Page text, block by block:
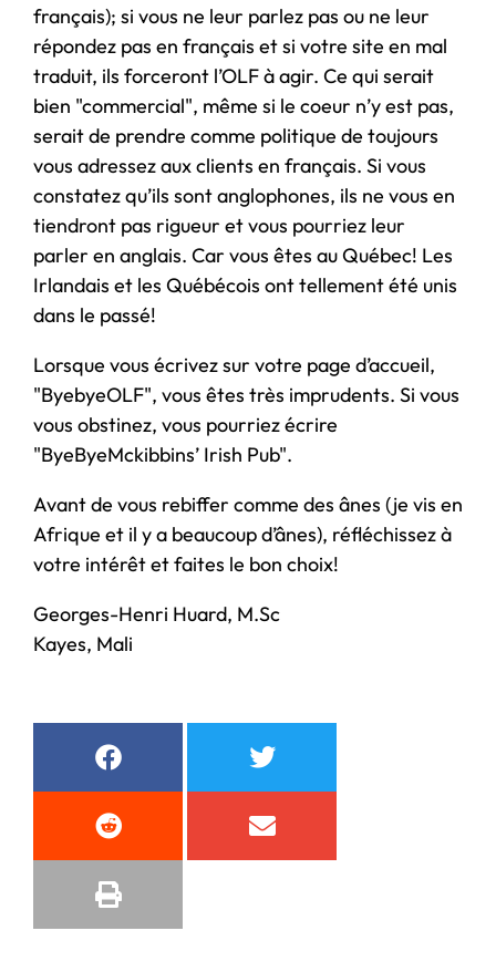
français); si vous ne leur parlez pas ou ne leur
répondez pas en français et si votre site en mal
traduit, ils forceront l’OLF à agir. Ce qui serait
bien "commercial", même si le coeur n’y est pas,
serait de prendre comme politique de toujours
vous adressez aux clients en français. Si vous
constatez qu’ils sont anglophones, ils ne vous en
tiendront pas rigueur et vous pourriez leur
parler en anglais. Car vous êtes au Québec! Les
Irlandais et les Québécois ont tellement été unis
dans le passé!
Lorsque vous écrivez sur votre page d’accueil,
"ByebyeOLF", vous êtes très imprudents. Si vous
vous obstinez, vous pourriez écrire
"ByeByeMckibbins’ Irish Pub".
Avant de vous rebiffer comme des ânes (je vis en
Afrique et il y a beaucoup d’ânes), réfléchissez à
votre intérêt et faites le bon choix!
Georges-Henri Huard, M.Sc
Kayes, Mali